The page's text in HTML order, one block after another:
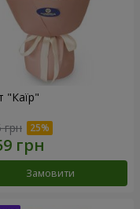
"Каїр"
грн
Замовити